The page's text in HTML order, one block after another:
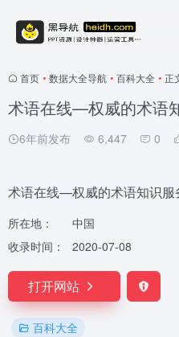
首页 • 数据大全导航 • 百科大全 • 正
术语在线—权威的术语
6年前发布 6,447 0
术语在线—权威的术语知识服
所在地：
中国
收录时间：
2020-07-08
打开网站
百科大全